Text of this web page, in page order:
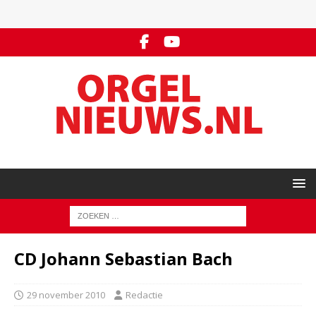
CD Johann Sebastian Bach
29 november 2010 Redactie